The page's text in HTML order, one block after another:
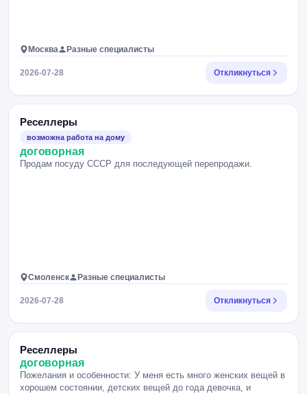
Москва Разные специалисты
2026-07-28 Откликнуться
Реселлеры
возможна работа на дому
договорная
Продам посуду СССР для последующей перепродажи.
Смоленск Разные специалисты
2026-07-28 Откликнуться
Реселлеры
договорная
Пожелания и особенности: У меня есть много женских вещей в
хорошем состоянии, детских вещей до года девочка, и